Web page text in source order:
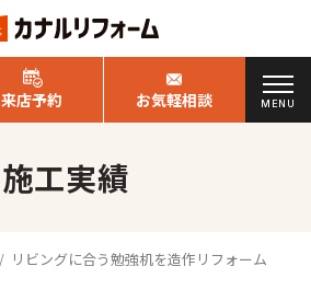
来店予約 お気軽相談 MENU
施工実績
リビングに合う勉強机を造作リフォーム